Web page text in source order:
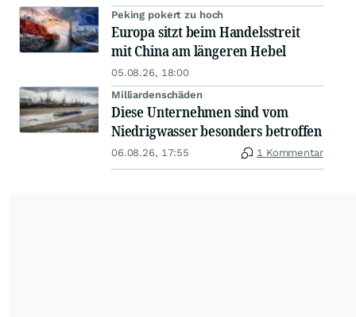
Peking pokert zu hoch
Europa sitzt beim Handelsstreit
mit China am längeren Hebel
05.08.26, 18:00
Milliardenschäden
Diese Unternehmen sind vom
Niedrigwasser besonders betroffen
06.08.26, 17:55 1 Kommentar